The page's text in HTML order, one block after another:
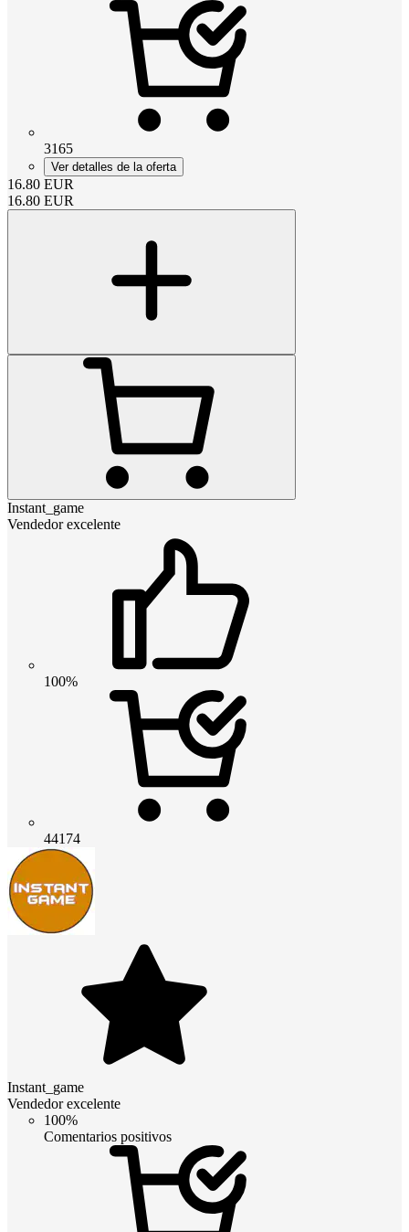
3165
Ver detalles de la oferta
16.80 EUR
16.80 EUR
Instant_game
Vendedor excelente
100%
44174
Instant_game
Vendedor excelente
100%
Comentarios positivos